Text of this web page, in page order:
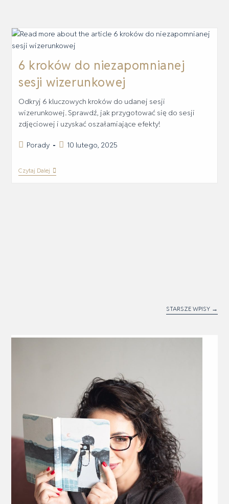
6 kroków do niezapomnianej
sesji wizerunkowej
Odkryj 6 kluczowych kroków do udanej sesji
wizerunkowej. Sprawdź, jak przygotować się do sesji
zdjęciowej i uzyskać oszałamiające efekty!
Porady 10 lutego, 2025
Czytaj Dalej
STARSZE WPISY →